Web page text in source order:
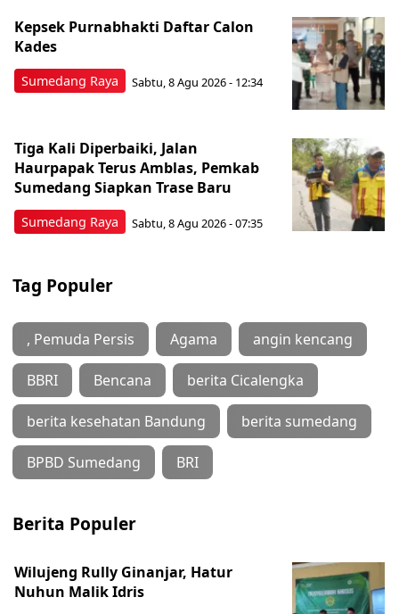
Sumedang Raya
Kepsek Purnabhakti Daftar Calon
Kades
Sabtu, 8 Agu 2026 - 12:34
Sumedang Raya
Tiga Kali Diperbaiki, Jalan
Haurpapak Terus Amblas, Pemkab
Sumedang Siapkan Trase Baru
Sabtu, 8 Agu 2026 - 07:35
Tag Populer
, Pemuda Persis Agama angin kencang
BBRI Bencana berita Cicalengka
berita kesehatan Bandung berita sumedang
BPBD Sumedang BRI
Berita Populer
Wilujeng Rully Ginanjar, Hatur
Nuhun Malik Idris